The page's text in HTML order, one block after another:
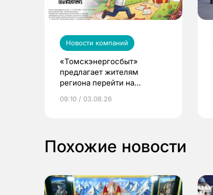
Новости компаний
«Томскэнергосбыт»
предлагает жителям
региона перейти на
выиграть призы
09:10 / 03.08.26
Похожие новости